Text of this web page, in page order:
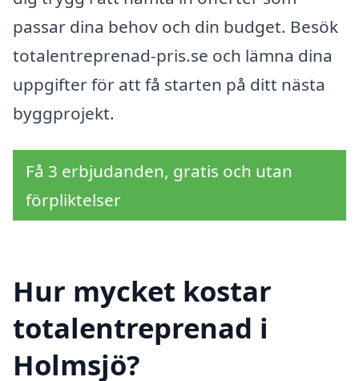
passar dina behov och din budget. Besök
totalentreprenad-pris.se och lämna dina
uppgifter för att få starten på ditt nästa
byggprojekt.
Få 3 erbjudanden, gratis och utan
förpliktelser
Hur mycket kostar
totalentreprenad i
Holmsjö?